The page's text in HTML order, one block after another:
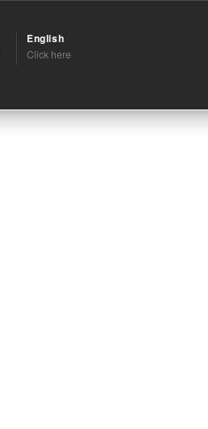
English
Click here